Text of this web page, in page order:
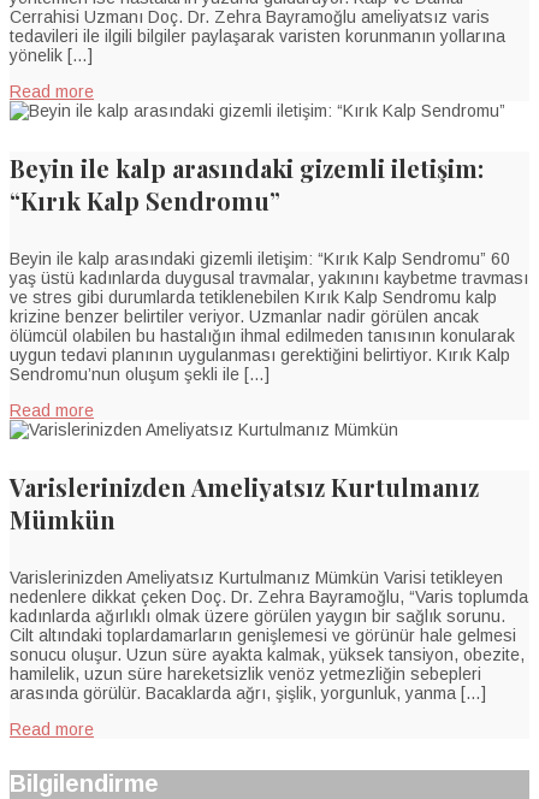
Cerrahisi Uzmanı Doç. Dr. Zehra Bayramoğlu ameliyatsız varis
tedavileri ile ilgili bilgiler paylaşarak varisten korunmanın yollarına
yönelik […]
Read more
Beyin ile kalp arasındaki gizemli iletişim:
“Kırık Kalp Sendromu”
Beyin ile kalp arasındaki gizemli iletişim: “Kırık Kalp Sendromu” 60
yaş üstü kadınlarda duygusal travmalar, yakınını kaybetme travması
ve stres gibi durumlarda tetiklenebilen Kırık Kalp Sendromu kalp
krizine benzer belirtiler veriyor. Uzmanlar nadir görülen ancak
ölümcül olabilen bu hastalığın ihmal edilmeden tanısının konularak
uygun tedavi planının uygulanması gerektiğini belirtiyor. Kırık Kalp
Sendromu’nun oluşum şekli ile […]
Read more
Varislerinizden Ameliyatsız Kurtulmanız
Mümkün
Varislerinizden Ameliyatsız Kurtulmanız Mümkün Varisi tetikleyen
nedenlere dikkat çeken Doç. Dr. Zehra Bayramoğlu, “Varis toplumda
kadınlarda ağırlıklı olmak üzere görülen yaygın bir sağlık sorunu.
Cilt altındaki toplardamarların genişlemesi ve görünür hale gelmesi
sonucu oluşur. Uzun süre ayakta kalmak, yüksek tansiyon, obezite,
hamilelik, uzun süre hareketsizlik venöz yetmezliğin sebepleri
arasında görülür. Bacaklarda ağrı, şişlik, yorgunluk, yanma […]
Read more
Bilgilendirme